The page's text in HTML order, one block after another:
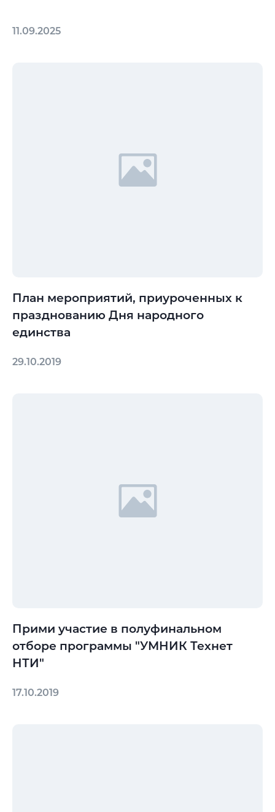
11.09.2025
План мероприятий, приуроченных к
празднованию Дня народного
единства
29.10.2019
Прими участие в полуфинальном
отборе программы "УМНИК Технет
НТИ"
17.10.2019